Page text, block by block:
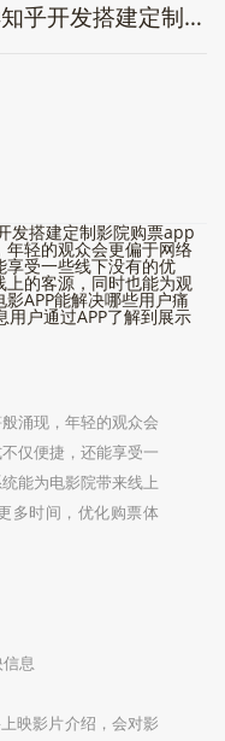
重庆网站建设公司待遇怎么样知乎开发搭建定制影院购票app
发搭建定制影院购票app
轻的观众会更偏于网络
享受一些线下没有的优
的客源，同时也能为观
APP能解决哪些用户痛
用户通过APP了解到展示
涌现，年轻的观众会
仅便捷，还能享受一
能为电影院带来线上
多时间，优化购票体
息
映影片介绍，会对影